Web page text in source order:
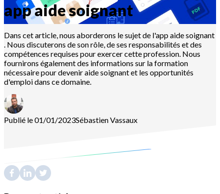
app aide soignant
Dans cet article, nous aborderons le sujet de l'app aide soignant
. Nous discuterons de son rôle, de ses responsabilités et des
compétences requises pour exercer cette profession. Nous
fournirons également des informations sur la formation
nécessaire pour devenir aide soignant et les opportunités
d'emploi dans ce domaine.
Publié le 01/01/2023SébastienVassaux